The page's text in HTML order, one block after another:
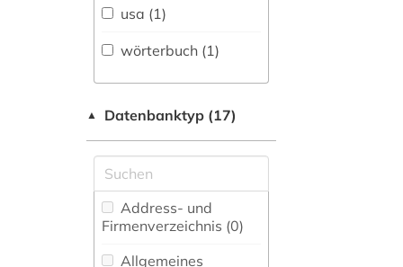
Außereuropäische
Literaturen (0)
Anglistik.
Archäologie (0)
Architektur,
Bauingenieur- und
Vermessungswesen (0)
Biotechnologie (0)
usa (1)
wörterbuch (1)
▲ Datenbanktyp (17)
Address- und
Firmenverzeichnis (0)
Allgemeines